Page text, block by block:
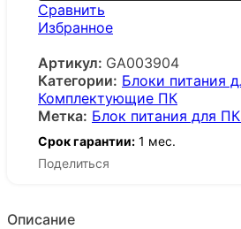
Сравнить
Избранное
Артикул: GA003904
Категории: Блоки питания
Комплектующие ПК
Метка: Блок питания для
Срок гарантии: 1 мес.
Поделиться
Описание